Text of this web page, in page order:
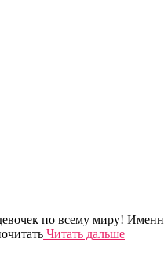
по всему миру!
Читать дальше